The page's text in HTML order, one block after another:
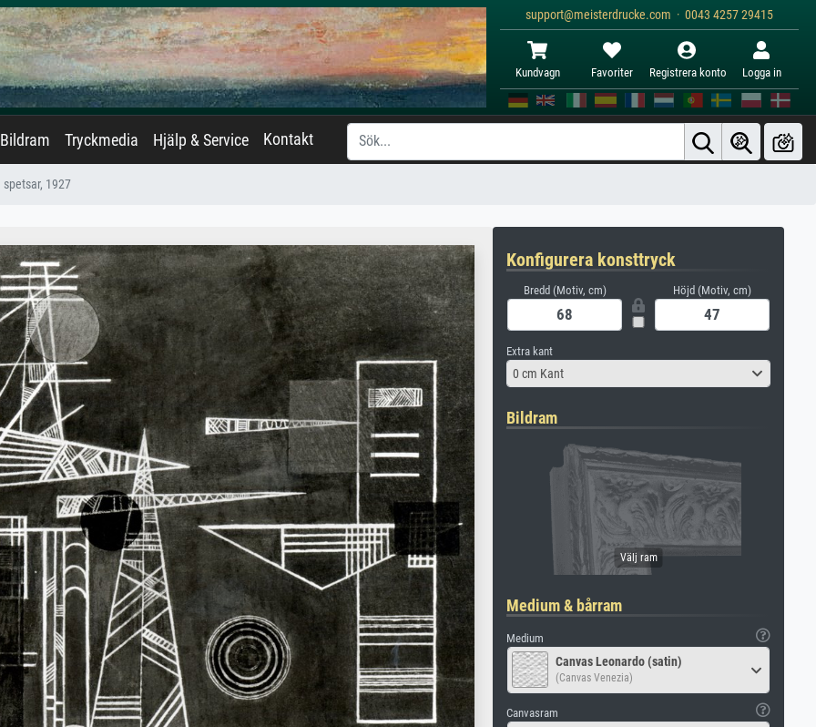
support@meisterdrucke.com · 0043 4257 29415
Kundvagn Favoriter Registrera konto Logga in
Bildram Tryckmedia Hjälp & Service Kontakt
1927
Konfigurera konsttryck
Bredd (Motiv, cm) Höjd (Motiv, cm)
Extra kant
0 cm Kant
Bildram
Medium & bårram
Medium
Canvas Leonardo (satin)
(Canvas Venezia)
Canvasram